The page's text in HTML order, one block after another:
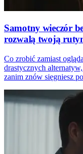
Samotny wieczór
rozwalą twoją
Co zrobić zamiast
drastycznych
zanim znów sięgniesz